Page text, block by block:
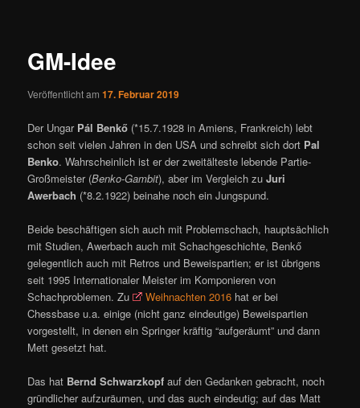
a
s
a
v
i
g
a
i
o
n
GM-Idee
Veröffentlicht am17. Februar 2019
Der Ungar Pál Benkő (*15.7.1928 in Amiens, Frankreich) lebt
schon seit vielen Jahren in den USA und schreibt sich dort Pal
Benko. Wahrscheinlich ist er der zweitälteste lebende Partie-
Großmeister (Benko-Gambit), aber im Vergleich zuJuri
Awerbach (*8.2.1922) beinahe noch ein Jungspund.
Beide beschäftigen sich auch mit Problemschach, hauptsächlich
mit Studien, Awerbach auch mit Schachgeschichte, Benkő
gelegentlich auch mit Retros und Beweispartien; er ist übrigens
seit 1995 Internationaler Meister im Komponieren von
Schachproblemen. Zu
Weihnachten 2016 hat er bei
Chessbase u.a. einige (nicht ganz eindeutige) Beweispartien
vorgestellt, in denen ein Springer kräftig “aufgeräumt” und dann
Mett gesetzt hat.
Das hat Bernd Schwarzkopf auf den Gedanken gebracht, noch
gründlicher aufzuräumen, und das auch eindeutig; auf das Matt